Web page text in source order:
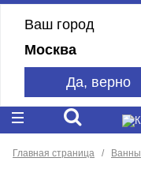
Ваш город
Москва
Да, верно
Главная страница Ванны